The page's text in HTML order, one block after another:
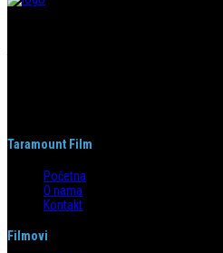
Taramount Film
Početna
O nama
Kontakt
Filmovi